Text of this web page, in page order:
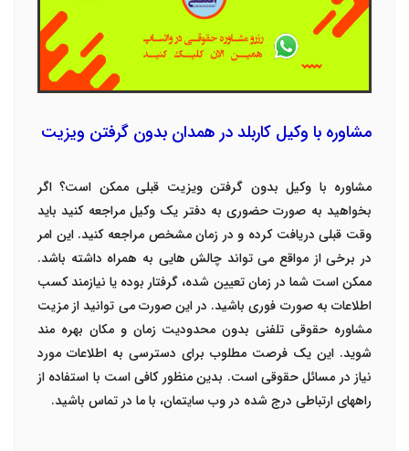
مشاوره با وکیل کاربلد در همدان بدون گرفتن ویزیت
مشاوره با وکیل بدون گرفتن ویزیت قبلی ممکن است؟ اگر
بخواهید به صورت حضوری به دفتر یک وکیل مراجعه کنید باید
وقت قبلی دریافت کرده و در زمان مشخص مراجعه کنید. این امر
در برخی از مواقع می تواند چالش هایی به همراه داشته باشد.
ممکن است شما در زمان تعیین شده، گرفتار بوده یا نیازمند کسب
اطلاعات به صورت فوری باشید. در این صورت می توانید از مزیت
مشاوره حقوقی تلفنی بدون محدودیت زمان و مکان بهره مند
شوید. این یک فرصت مطلوب برای دسترسی به اطلاعات مورد
نیاز در مسائل حقوقی است. بدین منظور کافی است با استفاده از
راههای ارتباطی درج شده در وب سایتمان، با ما در تماس باشید.